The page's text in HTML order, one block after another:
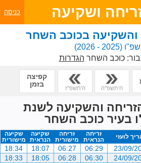
ושקיעה כניסה
והשקיעה בכוכב השחר
(2025 - 2026)
כוכב השחר הגדרות
ה'תשפ"ה ה'תשפ"ז
קפיצה
בזמן
והשקיעה לשנת
בעיר כוכב השחר
לועזי
זריחה
הנראית
זריחה
מישורית
שקיעה
הנראית
שקיעה
מישורית
23/09/
06:29
06:27
18:07
18:34
24/09/
06:30
06:28
18:05
18:33